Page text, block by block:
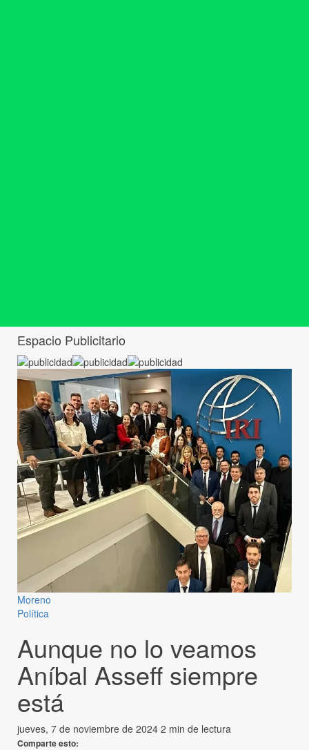
Espacio Publicitario
Moreno
Política
Aunque no lo veamos
Aníbal Asseff siempre
está
jueves, 7 de noviembre de 2024 2 min de lectura
Comparte esto: